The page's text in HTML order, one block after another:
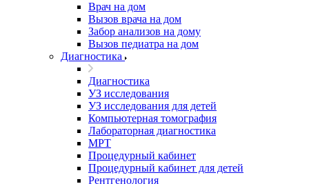
Врач на дом
Вызов врача на дом
Забор анализов на дому
Вызов педиатра на дом
Диагностика
Диагностика
УЗ исследования
УЗ исследования для детей
Компьютерная томография
Лабораторная диагностика
МРТ
Процедурный кабинет
Процедурный кабинет для детей
Рентгенология